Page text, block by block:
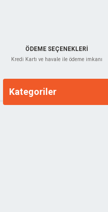
ÖDEME SEÇENEKLERİ
Kredi Kartı ve havale ile ödeme imkanı
Kategoriler
Markalar